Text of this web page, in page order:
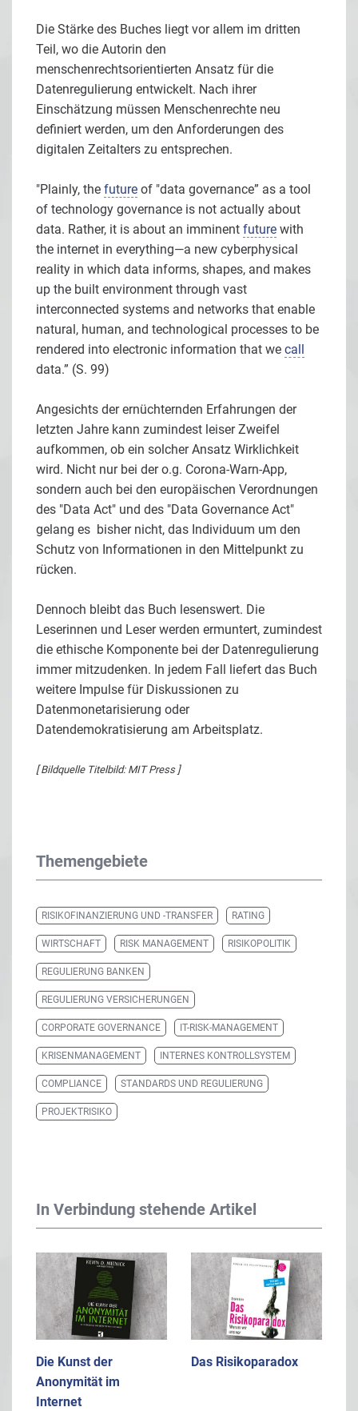
Die Stärke des Buches liegt vor allem im dritten
Teil, wo die Autorin den
menschenrechtsorientierten Ansatz für die
Datenregulierung entwickelt. Nach ihrer
Einschätzung müssen Menschenrechte neu
definiert werden, um den Anforderungen des
digitalen Zeitalters zu entsprechen.
"Plainly, the future of "data governance” as a tool
of technology governance is not actually about
data. Rather, it is about an imminent future with
the internet in everything—a new cyberphysical
reality in which data informs, shapes, and makes
up the built environment through vast
interconnected systems and networks that enable
natural, human, and technological processes to be
rendered into electronic information that we call
data.” (S. 99)
Angesichts der ernüchternden Erfahrungen der
letzten Jahre kann zumindest leiser Zweifel
aufkommen, ob ein solcher Ansatz Wirklichkeit
wird. Nicht nur bei der o.g. Corona-Warn-App,
sondern auch bei den europäischen Verordnungen
des "Data Act" und des "Data Governance Act"
gelang es bisher nicht, das Individuum um den
Schutz von Informationen in den Mittelpunkt zu
rücken.
Dennoch bleibt das Buch lesenswert. Die
Leserinnen und Leser werden ermuntert, zumindest
die ethische Komponente bei der Datenregulierung
immer mitzudenken. In jedem Fall liefert das Buch
weitere Impulse für Diskussionen zu
Datenmonetarisierung oder
Datendemokratisierung am Arbeitsplatz.
[ Bildquelle Titelbild: MIT Press ]
Themengebiete
RISIKOFINANZIERUNG UND -TRANSFER RATING
WIRTSCHAFT RISK MANAGEMENT RISIKOPOLITIK
REGULIERUNG BANKEN
REGULIERUNG VERSICHERUNGEN
CORPORATE GOVERNANCE IT-RISK-MANAGEMENT
KRISENMANAGEMENT INTERNES KONTROLLSYSTEM
COMPLIANCE STANDARDS UND REGULIERUNG
PROJEKTRISIKO
In Verbindung stehende Artikel
Die Kunst der
Anonymität im
Internet
Das Risikoparadox